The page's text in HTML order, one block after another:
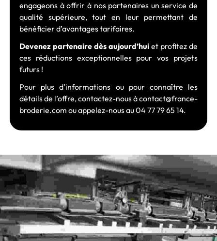
engageons à offrir à nos partenaires un service de
qualité supérieure, tout en leur permettant de
bénéficier d’avantages tarifaires.
Devenez partenaire dès aujourd’hui et profitez de
ces réductions exceptionnelles pour vos projets
futurs !
Pour plus d’informations ou pour connaître les
détails de l’offre, contactez-nous à contact@france-
broderie.com ou appelez-nous au 04 77 79 65 14.